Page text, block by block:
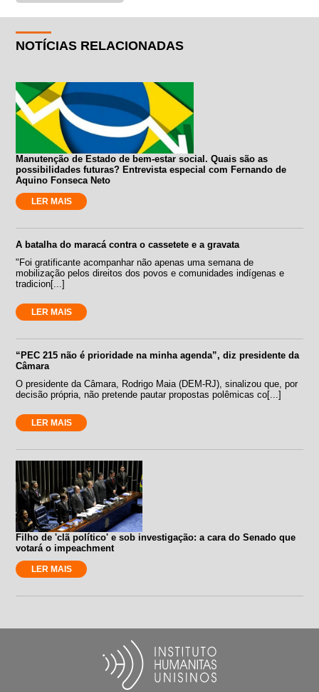
NOTÍCIAS RELACIONADAS
Manutenção de Estado de bem-estar social. Quais são as
possibilidades futuras? Entrevista especial com Fernando de
Aquino Fonseca Neto
LER MAIS
A batalha do maracá contra o cassetete e a gravata
"Foi gratificante acompanhar não apenas uma semana de
mobilização pelos direitos dos povos e comunidades indígenas e
tradicion[...]
LER MAIS
“PEC 215 não é prioridade na minha agenda”, diz presidente da
Câmara
O presidente da Câmara, Rodrigo Maia (DEM-RJ), sinalizou que, por
decisão própria, não pretende pautar propostas polêmicas co[...]
LER MAIS
Filho de 'clã político' e sob investigação: a cara do Senado que
votará o impeachment
LER MAIS